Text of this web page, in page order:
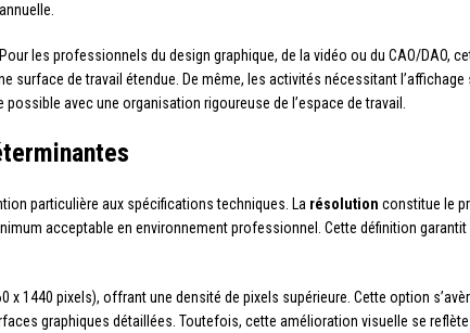
les professionnels du design graphique, de la vidéo ou du CAO/DAO,
surface de travail étendue. De même, les activités nécessitant
avec une organisation rigoureuse de l’espace de travail.
particulière aux spécifications techniques. La résolution constitue le
acceptable en environnement professionnel. Cette définition
x 1440 pixels), offrant une densité de pixels supérieure. Cette option
graphiques détaillées. Toutefois, cette amélioration visuelle se reflète